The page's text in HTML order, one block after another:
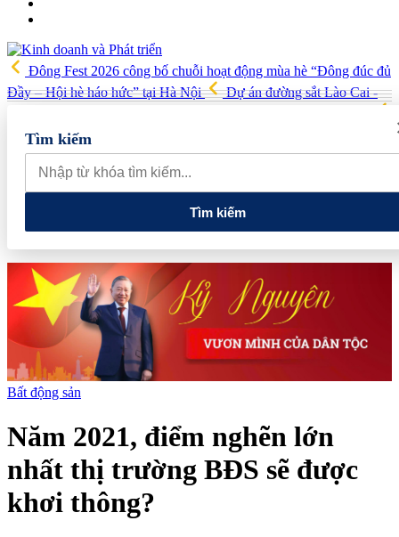
Đông Fest 2026 công bố chuỗi hoạt động mùa hè “Đông đúc đủ
Đầy – Hội hè háo hức” tại Hà Nội
Dự án đường sắt Lào Cai -
ITE HCMC 2026 mở rộng cơ hội kết nối quốc tế cho doanh nghiệp
du lịch
Thủ tướng: Xây dựng một không gian mạng an toàn, tin
cậy và nhân văn
Giá vàng hôm nay 6/8: Trong nước và thế giới
cùng tăng
Tìm kiếm
Tìm kiếm
Bất động sản
Năm 2021, điểm nghẽn lớn
nhất thị trường BĐS sẽ được
khơi thông?